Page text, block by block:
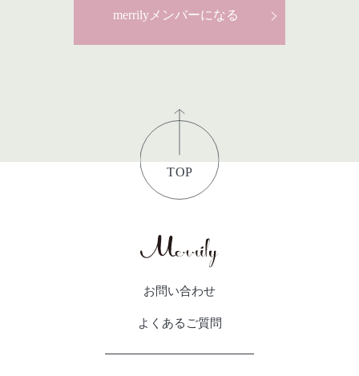
merrilyメンバーになる
お問い合わせ
よくあるご質問